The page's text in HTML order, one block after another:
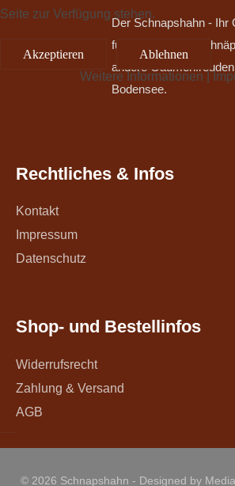
Der Schnapshahn - Ihr
für edle Brände,
andere
Bodensee.
Rechtliches & Infos
Kontakt
Impressum
Datenschutz
Shop- und Bestellinfos
Widerrufsrecht
Zahlung & Versand
AGB
© 2026 Schnapshahn - Designed by
Seite zur Verfügung stehen.
Akzeptieren
Ablehnen
Weitere Informationen